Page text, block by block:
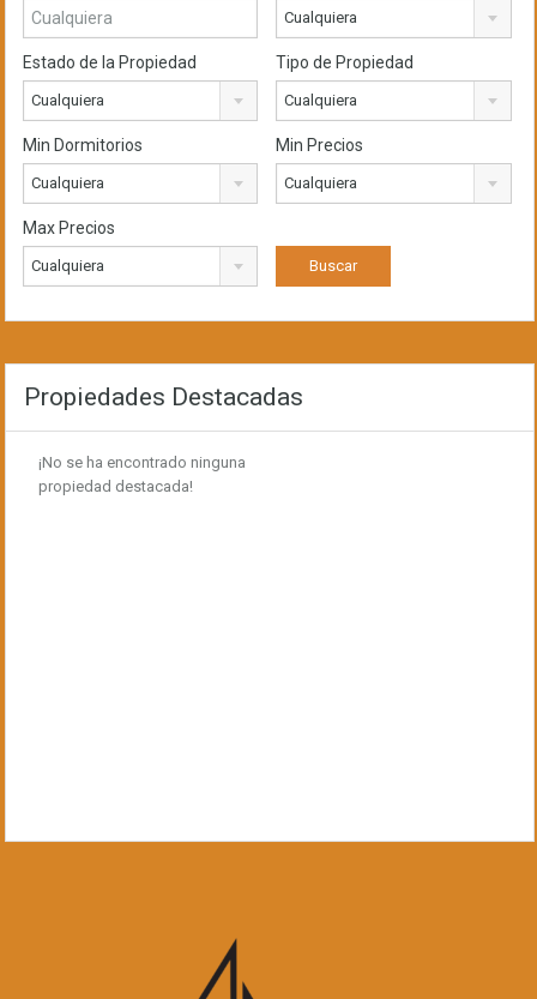
Cualquiera
Estado de la Propiedad
Cualquiera
Tipo de Propiedad
Cualquiera
Min Dormitorios
Cualquiera
Min Precios
Cualquiera
Max Precios
Cualquiera
Propiedades Destacadas
¡No se ha encontrado ninguna
propiedad destacada!